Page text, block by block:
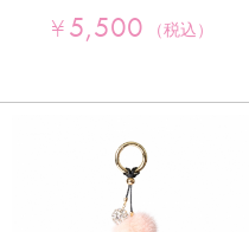
¥5,500 （税込）